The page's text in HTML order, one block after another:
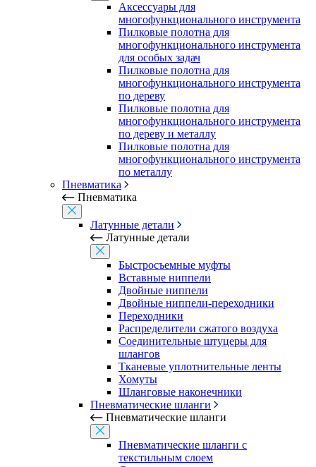
Аксессуары для
многофункционального инструмента
Пилковые полотна для
многофункционального инструмента
для особых задач
Пилковые полотна для
многофункционального инструмента
по дереву
Пилковые полотна для
многофункционального инструмента
по дереву и металлу
Пилковые полотна для
многофункционального инструмента
по металлу
Пневматика
Пневматика
Латунные детали
Латунные детали
Быстросъемные муфты
Вставные ниппели
Двойные ниппели
Двойные ниппели-переходники
Переходники
Распределители сжатого воздуха
Соединительные штуцеры для
шлангов
Тканевые уплотнительные ленты
Хомуты
Шланговые наконечники
Пневматические шланги
Пневматические шланги
Пневматические шланги с
текстильным слоем